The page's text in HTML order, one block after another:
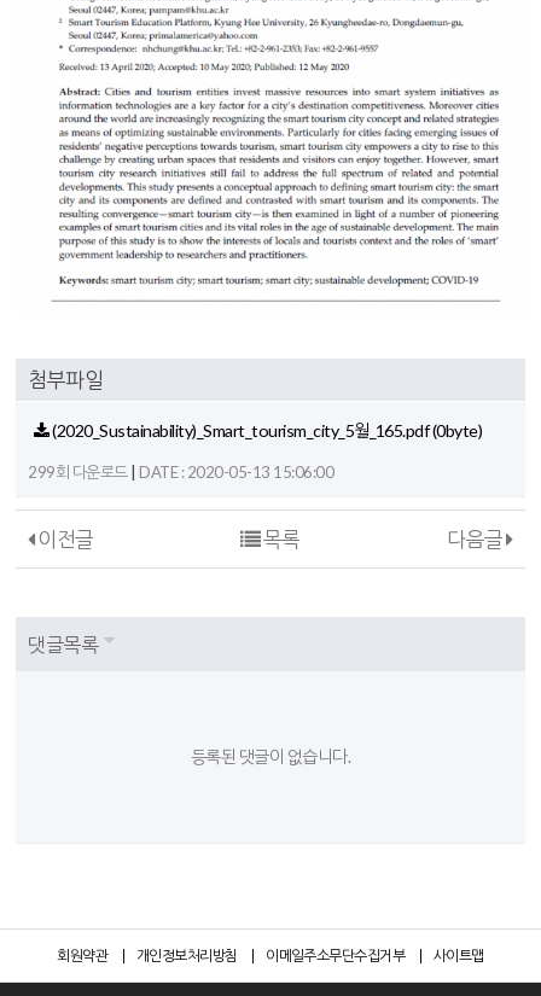
첨부파일
(2020_Sustainability)_Smart_tourism_city_5월_165.pdf(0byte)
299회 다운로드| DATE : 2020-05-13 15:06:00
이전글 다음글
목록
댓글목록
등록된 댓글이 없습니다.
회원약관 개인정보처리방침 이메일주소무단수집거부 사이트맵